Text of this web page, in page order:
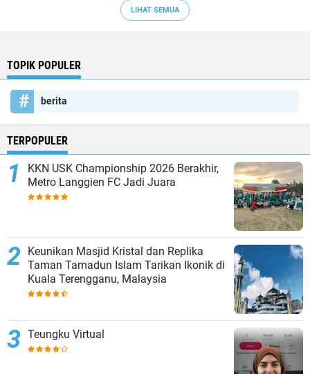
LIHAT SEMUA
TOPIK POPULER
berita
TERPOPULER
KKN USK Championship 2026 Berakhir,
Metro Langgien FC Jadi Juara
Keunikan Masjid Kristal dan Replika
Taman Tamadun Islam Tarikan Ikonik di
Kuala Terengganu, Malaysia
Teungku Virtual